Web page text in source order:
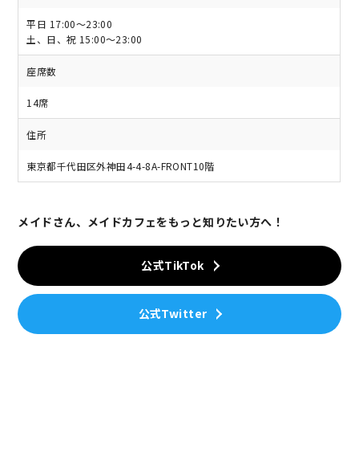
平日 17:00～23:00
土、日、祝 15:00～23:00
座席数
14席
住所
東京都千代田区外神田4-4-8A-FRONT10階
メイドさん、メイドカフェをもっと知りたい方へ！
公式TikTok
公式Twitter